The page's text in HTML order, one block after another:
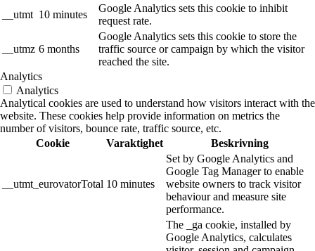
__utmt 10 minutes
Google Analytics sets this cookie to inhibit
request rate.
__utmz 6 months
Google Analytics sets this cookie to store the
traffic source or campaign by which the visitor
reached the site.
Analytics
Analytics
Analytical cookies are used to understand how visitors interact with the
website. These cookies help provide information on metrics the
number of visitors, bounce rate, traffic source, etc.
Cookie
Varaktighet Beskrivning
__utmt_eurovatorTotal 10 minutes
Set by Google Analytics and
Google Tag Manager to enable
website owners to track visitor
behaviour and measure site
performance.
The _ga cookie, installed by
Google Analytics, calculates